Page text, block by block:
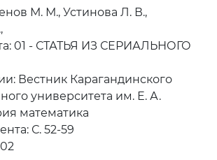
М. М., Устинова Л. В.,
01 - СТАТЬЯ ИЗ СЕРИАЛЬНОГО
Вестник Карагандинского
университета им. Е. А.
математика
С. 52-59